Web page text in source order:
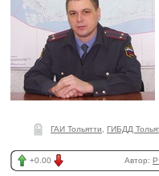
ГАИ Тольятти ГИБДД
+0.00 Автор: